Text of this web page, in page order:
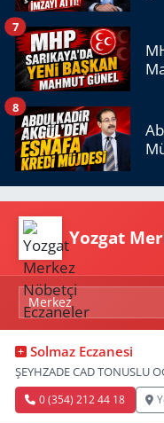
7
8
Yozgat
Solmaz Eczanesi
ŞEYHZADE CAD TONUSLU
0 (354) 212 44 18